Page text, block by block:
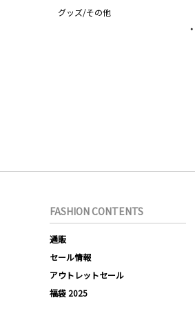
グッズ/その他
FASHION CONTENTS
通販
セール情報
アウトレットセール
福袋 2025